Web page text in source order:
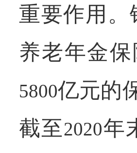
重要作用
养老年金
5800亿元的
截至2020年